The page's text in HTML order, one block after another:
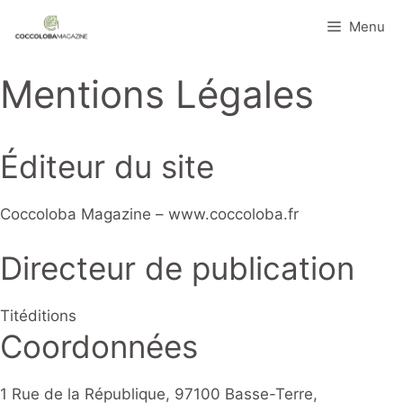
au
Menu
Mentions Légales
Éditeur du site
Coccoloba Magazine – www.coccoloba.fr
Directeur de publication
Titéditions
Coordonnées
1 Rue de la République, 97100 Basse-Terre,